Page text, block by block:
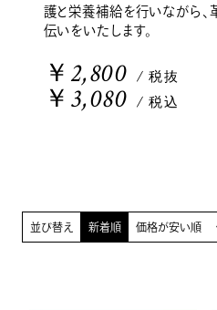
護と栄養補給を行いながら、
伝いをいたします。
￥2,800 / 税抜
￥3,080 / 税込
並び替え 新着順 価格が安い順